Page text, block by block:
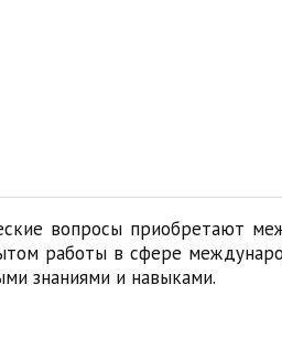
вопросы приобретают
работы в сфере
знаниями и навыками.